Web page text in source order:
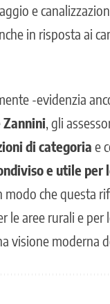
e
in risposta ai
-evidenzia
Zannini , gli
di categoriae
e utile
che questa
le aree rurali e
visione moderna